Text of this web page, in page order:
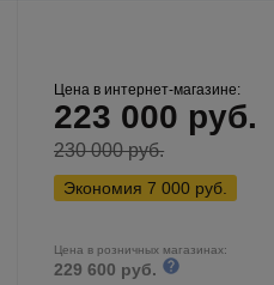
Цена в интернет-магазине:
223 000 руб.
230 000руб.
Экономия7 000 руб.
Цена в розничных магазинах:
229 600 руб.